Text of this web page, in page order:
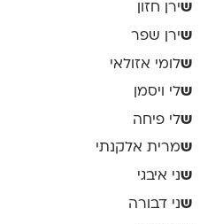
שירן חזון
שירן שפר
שלומי אזולאי
שלי ויסמן
שלי פיחה
שמרית אלקנתי
שני איבגי
שני דבורה